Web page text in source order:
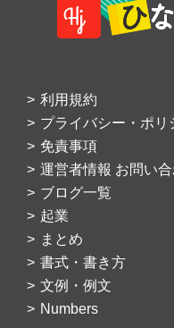
利用規約
プライバシー・ポリ
免責事項
運営者情報 お問い
ブログ一覧
起業
まとめ
書式・書き方
文例・例文
Numbers